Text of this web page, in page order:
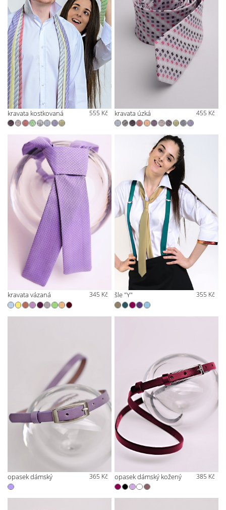
kravata kostkovaná 555 Kč kravata úzká 455 Kč
kravata vázaná 345 Kč šle "Y" 355 Kč
opasek dámský 365 Kč opasek dámský kožený 385 Kč